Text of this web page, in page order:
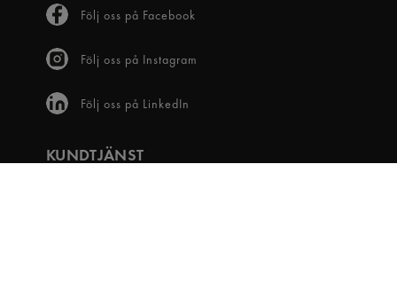
Följ oss på Facebook
Följ oss på Instagram
Följ oss på LinkedIn
KUNDTJÄNST